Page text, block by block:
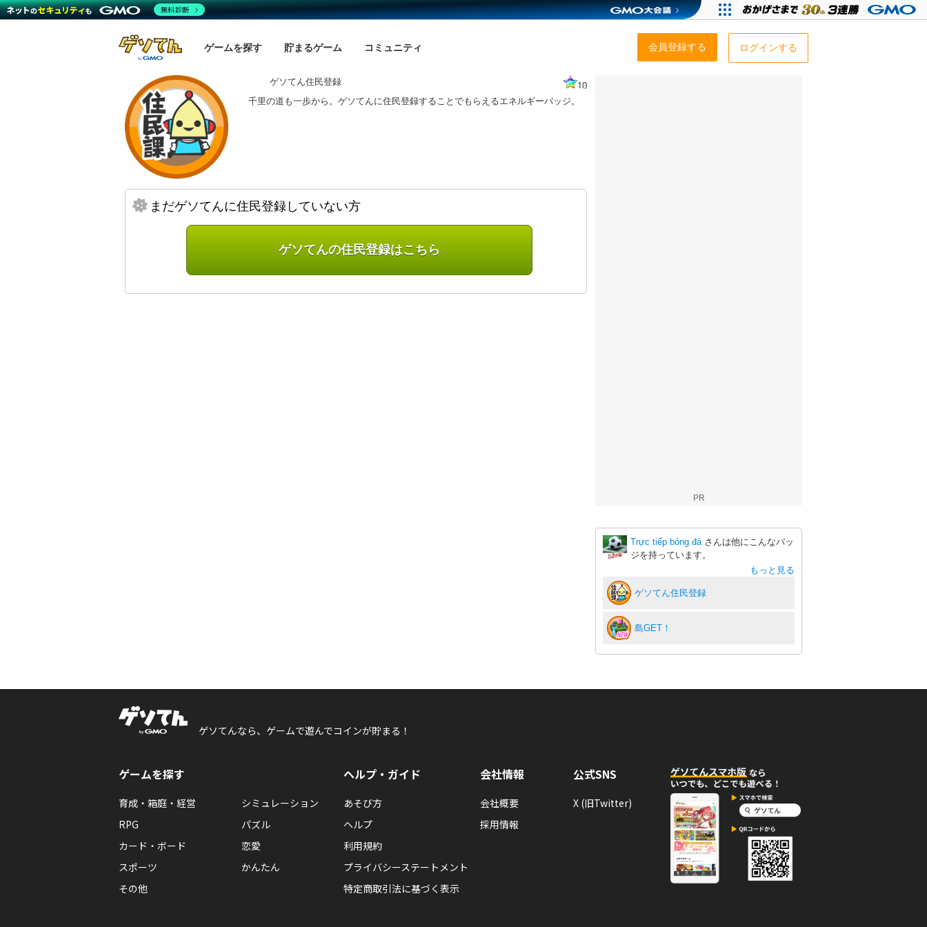
ゲームを探す 貯まるゲーム コミュニティ 会員登録する ログインする
ゲソてん住民登録
10
千里の道も一歩から。ゲソてんに住民登録することでもらえるエネルギーバッジ。
まだゲソてんに住民登録していない方
ゲソてんの住民登録はこちら
PR
Trực tiếp bóng đá さんは他にこんなバッ
ジを持っています。
もっと見る
ゲソてん住民登録
島GET！
ゲソてんなら、ゲームで遊んでコインが貯まる！
ゲームを探す
育成・箱庭・経営
シミュレーション
RPG
パズル
カード・ボード
恋愛
スポーツ
かんたん
その他
ヘルプ・ガイド
あそび方
ヘルプ
利用規約
プライバシーステートメント
特定商取引法に基づく表示
会社情報
会社概要
採用情報
公式SNS
X (旧Twitter)
無料診断